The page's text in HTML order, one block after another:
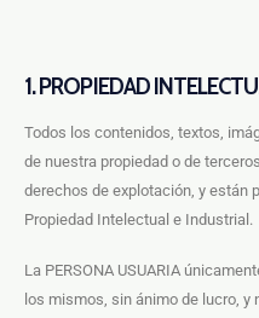
1. PROPIEDAD
Todos los contenidos, textos,
de nuestra propiedad o de
derechos de explotación, y están
Propiedad Intelectual e Industrial.
La PERSONA USUARIA
los mismos, sin ánimo de lucro,